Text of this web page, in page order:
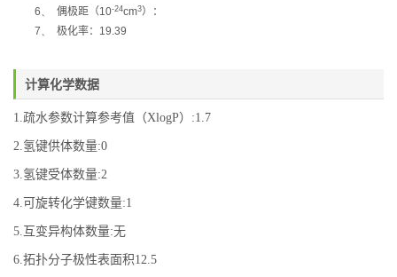
6、
偶极距 （10-24cm3）
：
7、
极化率： 19.39
计算化学数据
1.疏水参数计算参考值（XlogP）:1.7
2.氢键供体数量:0
3.氢键受体数量:2
4.可旋转化学键数量:1
5.互变异构体数量:无
6.拓扑分子极性表面积12.5